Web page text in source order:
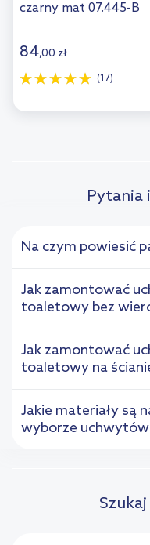
czarny mat 07.445-B
84,00 zł
(17)
Pytania
Na czym powiesić
Jak zamontować
toaletowy bez
Jak zamontować
toaletowy na
Jakie materiały są
wyborze